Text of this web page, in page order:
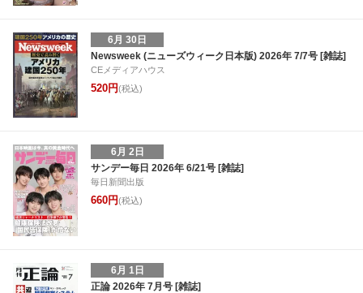
6月 30日
Newsweek (ニューズウィーク日本版) 2026年 7/7号 [雑誌]
CEメディアハウス
520円(税込)
6月 2日
サンデー毎日 2026年 6/21号 [雑誌]
毎日新聞出版
660円(税込)
6月 1日
正論 2026年 7月号 [雑誌]